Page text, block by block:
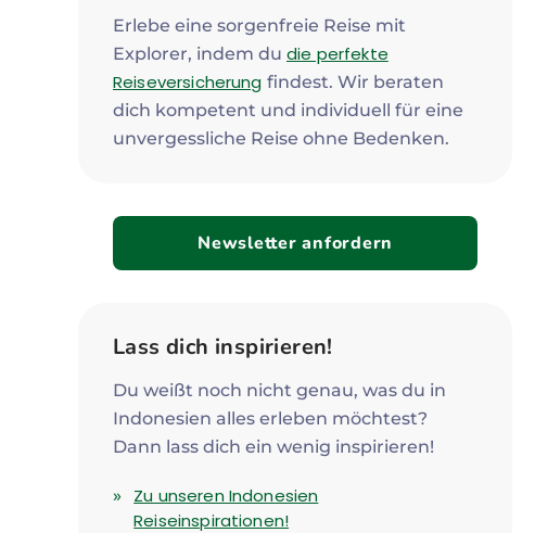
Erlebe eine sorgenfreie Reise mit
Explorer, indem du die perfekte
Reiseversicherung findest. Wir beraten
dich kompetent und individuell für eine
unvergessliche Reise ohne Bedenken.
Newsletter anfordern
Lass dich inspirieren!
Du weißt noch nicht genau, was du in
Indonesien alles erleben möchtest?
Dann lass dich ein wenig inspirieren!
Zu unseren Indonesien
Reiseinspirationen!